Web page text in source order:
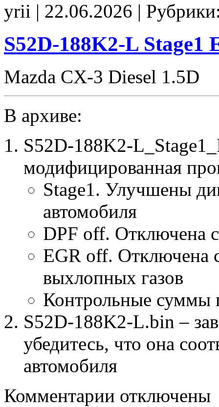
tune
E2
yrii | 22.06.2026 |
S52D-188K2-L
Mazda CX-3 Diesel 1.5D
В архиве:
S52D-188K2-
модифицированная
Stage1. Улучшены
автомобиля
DPF off. Отключена
EGR off. Отключена
выхлопных газов
Контрольные суммы
S52D-188K2-L.bin –
убедитесь, что она
автомобиля
Комментарии записи
отключены